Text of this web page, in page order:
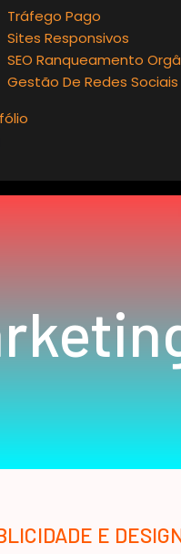
Tráfego Pago
Sites Responsivos
SEO Ranqueamento
Gestão De Redes Sociais
E